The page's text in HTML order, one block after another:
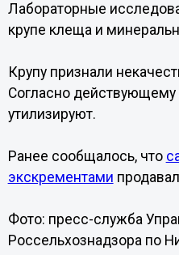
Лабораторные
крупе клеща и
Крупу признали
Согласно действующему
утилизируют.
Ранее сообщалось, что
экскрементами
Фото: пресс-служба
Россельхознадзора по